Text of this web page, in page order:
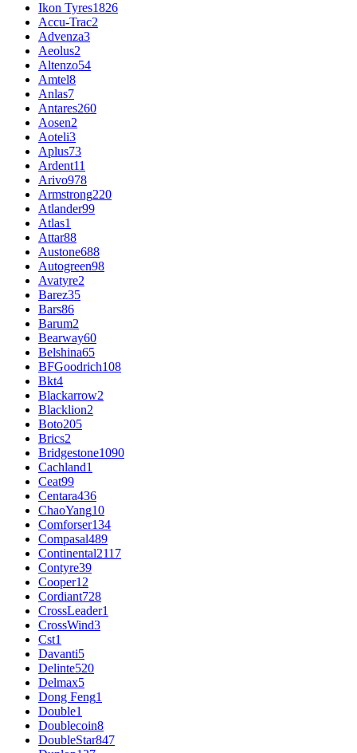
Ikon Tyres1826
Accu-Trac2
Advenza3
Aeolus2
Altenzo54
Amtel8
Anlas7
Antares260
Aosen2
Aoteli3
Aplus73
Ardent11
Arivo978
Armstrong220
Atlander99
Atlas1
Attar88
Austone688
Autogreen98
Avatyre2
Barez35
Bars86
Barum2
Bearway60
Belshina65
BFGoodrich108
Bkt4
Blackarrow2
Blacklion2
Boto205
Brics2
Bridgestone1090
Cachland1
Ceat99
Centara436
ChaoYang10
Comforser134
Compasal489
Continental2117
Contyre39
Cooper12
Cordiant728
CrossLeader1
CrossWind3
Cst1
Davanti5
Delinte520
Delmax5
Dong Feng1
Double1
Doublecoin8
DoubleStar847